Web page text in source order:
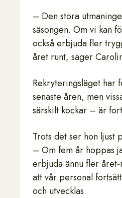
– Den stora
säsongen. Om vi kan
också erbjuda fler
året runt, säger
Rekryteringsläget har
senaste åren, men
särskilt kockar – är
Trots det ser hon ljust
– Om fem år hoppas
erbjuda ännu fler
att vår personal
och utvecklas.